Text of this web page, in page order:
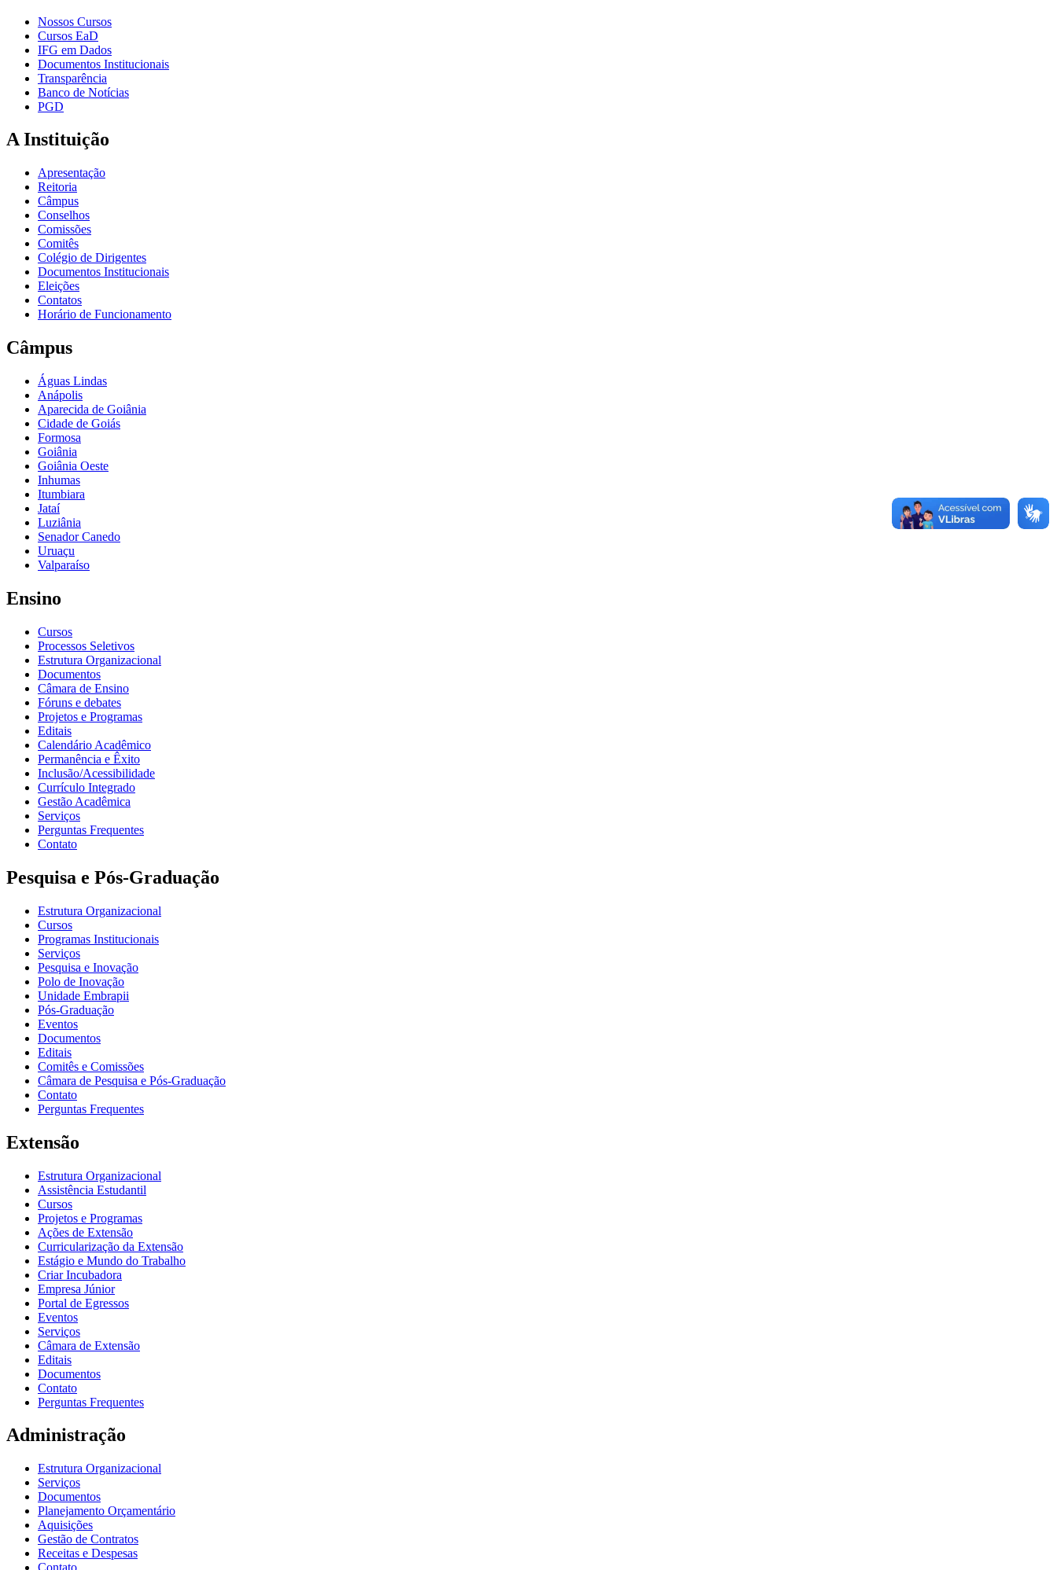
Nossos Cursos
Cursos EaD
IFG em Dados
Documentos Institucionais
Transparência
Banco de Notícias
PGD
A Instituição
Apresentação
Reitoria
Câmpus
Conselhos
Comissões
Comitês
Colégio de Dirigentes
Documentos Institucionais
Eleições
Contatos
Horário de Funcionamento
Câmpus
Águas Lindas
Anápolis
Aparecida de Goiânia
Cidade de Goiás
Formosa
Goiânia
Goiânia Oeste
Inhumas
Itumbiara
Jataí
Luziânia
Senador Canedo
Uruaçu
Valparaíso
Ensino
Cursos
Processos Seletivos
Estrutura Organizacional
Documentos
Câmara de Ensino
Fóruns e debates
Projetos e Programas
Editais
Calendário Acadêmico
Permanência e Êxito
Inclusão/Acessibilidade
Currículo Integrado
Gestão Acadêmica
Serviços
Perguntas Frequentes
Contato
Pesquisa e Pós-Graduação
Estrutura Organizacional
Cursos
Programas Institucionais
Serviços
Pesquisa e Inovação
Polo de Inovação
Unidade Embrapii
Pós-Graduação
Eventos
Documentos
Editais
Comitês e Comissões
Câmara de Pesquisa e Pós-Graduação
Contato
Perguntas Frequentes
Extensão
Estrutura Organizacional
Assistência Estudantil
Cursos
Projetos e Programas
Ações de Extensão
Curricularização da Extensão
Estágio e Mundo do Trabalho
Criar Incubadora
Empresa Júnior
Portal de Egressos
Eventos
Serviços
Câmara de Extensão
Editais
Documentos
Contato
Perguntas Frequentes
Administração
Estrutura Organizacional
Serviços
Documentos
Planejamento Orçamentário
Aquisições
Gestão de Contratos
Receitas e Despesas